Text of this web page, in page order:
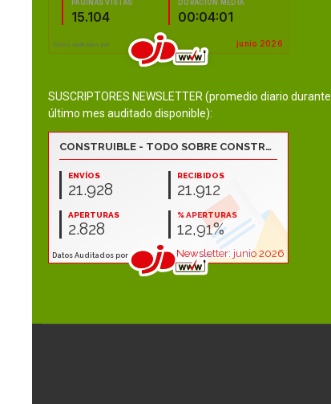
SUSCRIPTORES NEWSLETTER (promedio diario durante
último mes auditado disponible):